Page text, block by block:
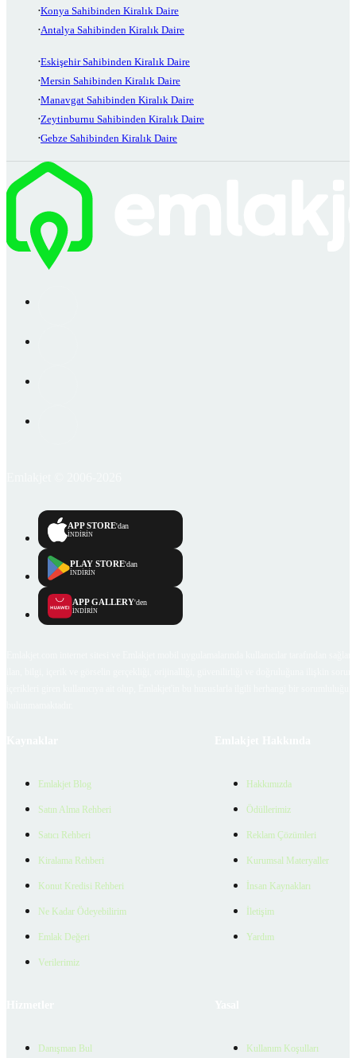
Konya Sahibinden Kiralık Daire
Antalya Sahibinden Kiralık Daire
Eskişehir Sahibinden Kiralık Daire
Mersin Sahibinden Kiralık Daire
Manavgat Sahibinden Kiralık Daire
Zeytinburnu Sahibinden Kiralık Daire
Gebze Sahibinden Kiralık Daire
APP STORE'dan
İNDİRİN
PLAY STORE'dan
İNDİRİN
APP GALLERY'den
İNDİRİN
Emlakjet Blog
Satın Alma Rehberi
Satıcı Rehberi
Kiralama Rehberi
Konut Kredisi Rehberi
Ne Kadar Ödeyebilirim
Emlak Değeri
Verilerimiz
Hakkımızda
Ödüllerimiz
Reklam Çözümleri
Kurumsal Materyaller
İnsan Kaynakları
İletişim
Yardım
Danışman Bul Kullanım Koşulları